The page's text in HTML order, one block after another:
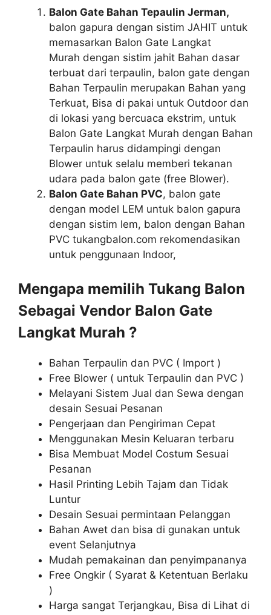
Balon Gate Bahan Tepaulin Jerman,
balon gapura dengan sistim JAHIT untuk
memasarkan Balon Gate Langkat
Murah dengan sistim jahit Bahan dasar
terbuat dari terpaulin, balon gate dengan
Bahan Terpaulin merupakan Bahan yang
Terkuat, Bisa di pakai untuk Outdoor dan
di lokasi yang bercuaca ekstrim, untuk
Balon Gate Langkat Murah dengan Bahan
Terpaulin harus didampingi dengan
Blower untuk selalu memberi tekanan
udara pada balon gate (free Blower).
Balon Gate Bahan PVC, balon gate
dengan model LEM untuk balon gapura
dengan sistim lem, balon dengan Bahan
PVC tukangbalon.com rekomendasikan
untuk penggunaan Indoor,
Mengapa memilih Tukang Balon
Sebagai Vendor Balon Gate
Langkat Murah ?
Bahan Terpaulin dan PVC ( Import )
Free Blower ( untuk Terpaulin dan PVC )
Melayani Sistem Jual dan Sewa dengan
desain Sesuai Pesanan
Pengerjaan dan Pengiriman Cepat
Menggunakan Mesin Keluaran terbaru
Bisa Membuat Model Costum Sesuai
Pesanan
Hasil Printing Lebih Tajam dan Tidak
Luntur
Desain Sesuai permintaan Pelanggan
Bahan Awet dan bisa di gunakan untuk
event Selanjutnya
Mudah pemakainan dan penyimpananya
Free Ongkir ( Syarat & Ketentuan Berlaku
)
Harga sangat Terjangkau, Bisa di Lihat di